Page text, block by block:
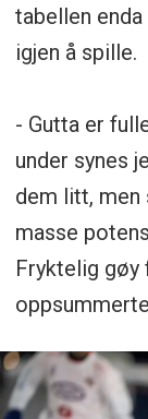
tabellen
igjen å spille.
- Gutta er
under synes
dem litt, men
masse
Fryktelig gøy